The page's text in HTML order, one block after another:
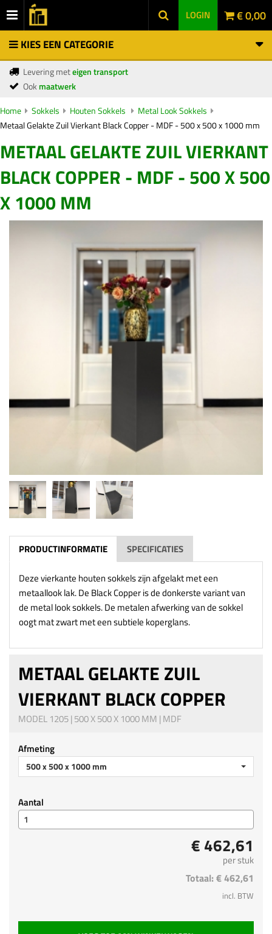
LOGIN € 0,00
KIES EEN CATEGORIE
Levering meteigen transport
Ookmaatwerk
Home Sokkels Houten Sokkels
Metal Look Sokkels
Metaal Gelakte Zuil Vierkant Black Copper - MDF - 500 x 500 x 1000 mm
METAAL GELAKTE ZUIL VIERKANT
BLACK COPPER - MDF - 500 X 500
X 1000 MM
PRODUCTINFORMATIE SPECIFICATIES
Deze vierkante houten sokkels zijn afgelakt met een
metaallook lak. De Black Copper is de donkerste variant van
de metal look sokkels. De metalen afwerking van de sokkel
oogt mat zwart met een subtiele koperglans.
METAAL GELAKTE ZUIL
VIERKANT BLACK COPPER
MODEL 1205 | 500 X 500 X 1000 MM | MDF
Afmeting
500 x 500 x 1000 mm
Aantal
€ 462,61
per stuk
Totaal: € 462,61
incl. BTW